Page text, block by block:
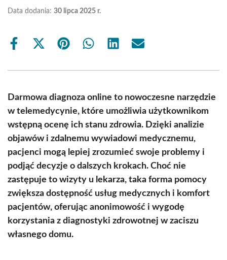
Data dodania: 30 lipca 2025 r.
Share
Share
(Twitter)
Share Share Share Share
Darmowa diagnoza online to nowoczesne narzędzie
w telemedycynie, które umożliwia użytkownikom
wstępną ocenę ich stanu zdrowia. Dzięki analizie
objawów i zdalnemu wywiadowi medycznemu,
pacjenci mogą lepiej zrozumieć swoje problemy i
podjąć decyzje o dalszych krokach. Choć nie
zastępuje to wizyty u lekarza, taka forma pomocy
zwiększa dostępność usług medycznych i komfort
pacjentów, oferując anonimowość i wygodę
korzystania z diagnostyki zdrowotnej w zaciszu
własnego domu.